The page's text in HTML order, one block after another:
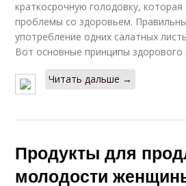
краткосрочную голодовку,
проблемы со здоровьем.
употребление одних салатных
Вот основные принципы здорового
Читать дальше →
Продукты для
молодости